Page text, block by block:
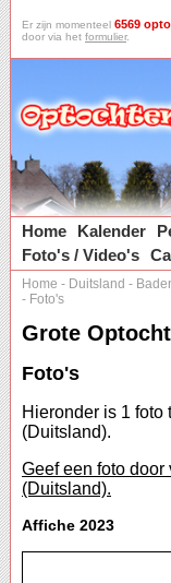
Er zijn momenteel 6569
door via het formulier.
Home
Kalender
Foto's / Video's
Home - Duitsland -
- Foto's
Grote
Foto's
Hieronder is 1 foto
(Duitsland).
Geef een foto door
(Duitsland).
Affiche 2023